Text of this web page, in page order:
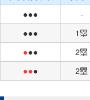
●●● -
●●●
1塁
●●● 2塁
●●● 2塁